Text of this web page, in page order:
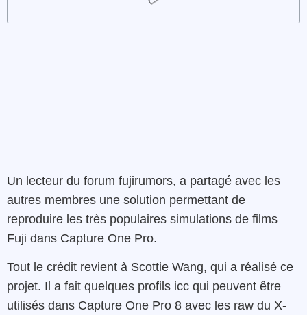
Un lecteur du forum fujirumors, a partagé avec les
autres membres une solution permettant de
reproduire les très populaires simulations de films
Fuji dans Capture One Pro.
Tout le crédit revient à Scottie Wang, qui a réalisé ce
projet. Il a fait quelques profils icc qui peuvent être
utilisés dans Capture One Pro 8 avec les raw du X-